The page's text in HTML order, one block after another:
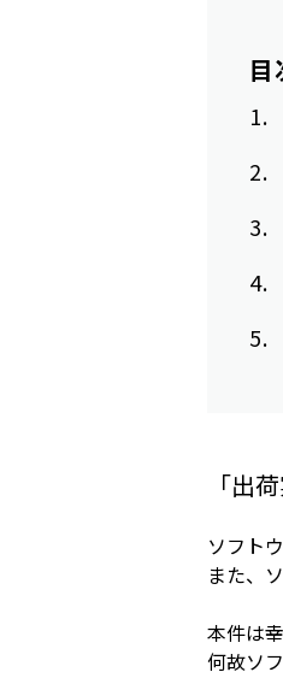
目
1
2
3
4
5
「出
ソフト
また、
本件は
何故ソ